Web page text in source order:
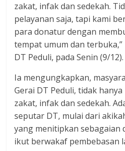
zakat, infak dan sedekah.
pelayanan saja, tapi kami
para donatur dengan
tempat umum dan
DT Peduli, pada Senin (9/12).
Ia mengungkapkan,
Gerai DT Peduli, tidak
zakat, infak dan sedekah.
seputar DT, mulai dari
yang menitipkan
ikut berwakaf pembebasan